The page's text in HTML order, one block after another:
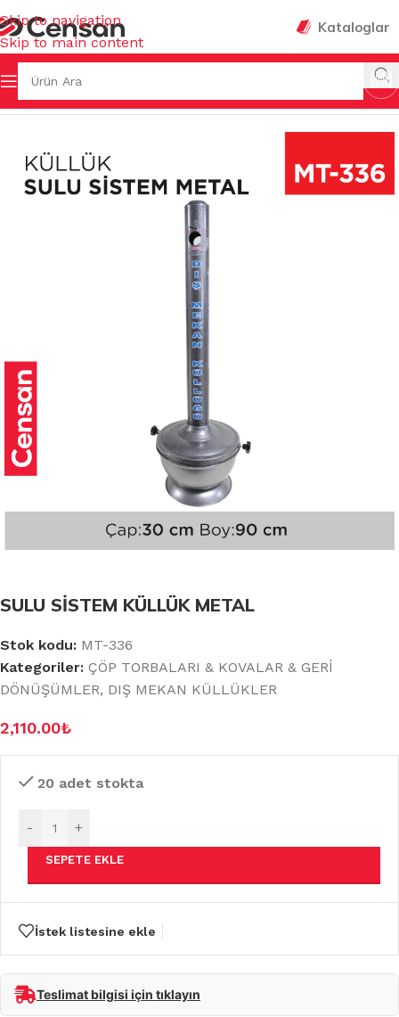
Skip to navigation
Skip to main content
Kataloglar
& GERİ DÖNÜŞÜMLER DIŞ MEKAN KÜLLÜKLER
SULU SİSTEM KÜLLÜK METAL
Stok kodu: MT-336
Kategoriler: ÇÖP TORBALARI & KOVALAR & GERİ
DÖNÜŞÜMLER, DIŞ MEKAN KÜLLÜKLER
2,110.00₺
20 adet stokta
- +
SEPETE EKLE
İstek listesine ekle
Teslimat bilgisi için tıklayın